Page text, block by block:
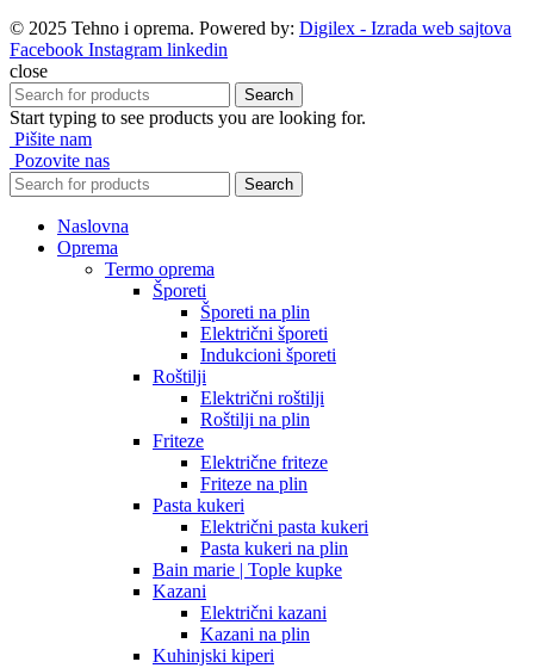
© 2025 Tehno i oprema. Powered by: Digilex - Izrada web sajtova
Facebook Instagram linkedin
close
Search
Start typing to see products you are looking for.
Pišite nam
Pozovite nas
Search
Naslovna
Oprema
Termo oprema
Šporeti
Šporeti na plin
Električni šporeti
Indukcioni šporeti
Roštilji
Električni roštilji
Roštilji na plin
Friteze
Električne friteze
Friteze na plin
Pasta kukeri
Električni pasta kukeri
Pasta kukeri na plin
Bain marie | Tople kupke
Kazani
Električni kazani
Kazani na plin
Kuhinjski kiperi